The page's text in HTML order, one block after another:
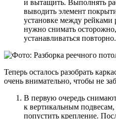
и вытащить. Выполнять
выводить элемент
установке между рейками
нужно снимать осторожно,
устанавливаться повторно.
Теперь осталось разобрать
очень внимательно, чтобы не
В первую очередь
к вертикальным
попустить крепление.